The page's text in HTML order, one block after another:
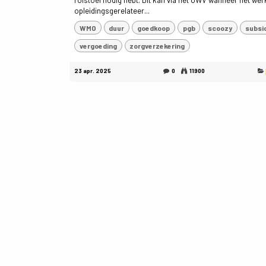
opleidingsgerelateer...
WMO duur goedkoop pgb scoozy
vergoeding zorgverzekering
23 apr. 2025 0 11900